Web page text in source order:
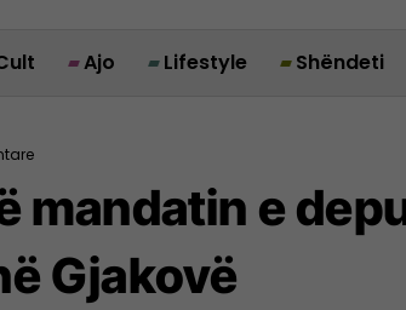
Ajo Lifestyle Shëndeti
mandatin e
Gjakovë